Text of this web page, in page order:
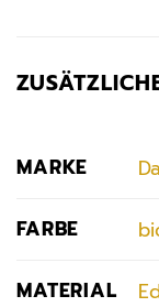
MARKE
FARBE
MATERIAL